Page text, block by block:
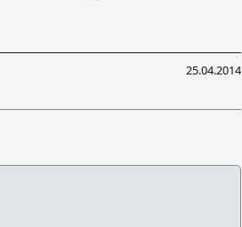
25.04.2014